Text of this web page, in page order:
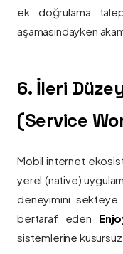
ek doğrulama
aşamasındayken
6. İleri
(Service
Mobil internet
yerel (native)
deneyimini sekteye
bertaraf eden
sistemlerine